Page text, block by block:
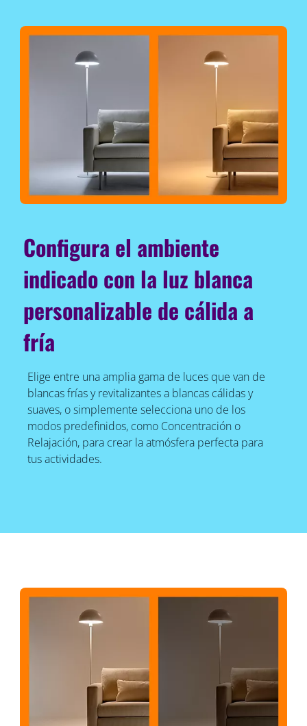
Configura el ambiente
indicado con la luz blanca
personalizable de cálida a
fría
Elige entre una amplia gama de luces que van de
blancas frías y revitalizantes a blancas cálidas y
suaves, o simplemente selecciona uno de los
modos predefinidos, como Concentración o
Relajación, para crear la atmósfera perfecta para
tus actividades.